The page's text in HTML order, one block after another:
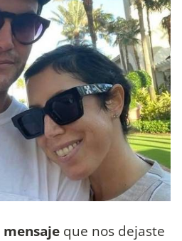
mensaje que nos dejaste